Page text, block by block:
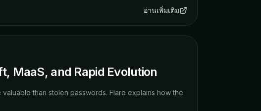
อ่านเพิ่มเติม
MaaS, and Rapid Evolution
than stolen passwords. Flare explains how the